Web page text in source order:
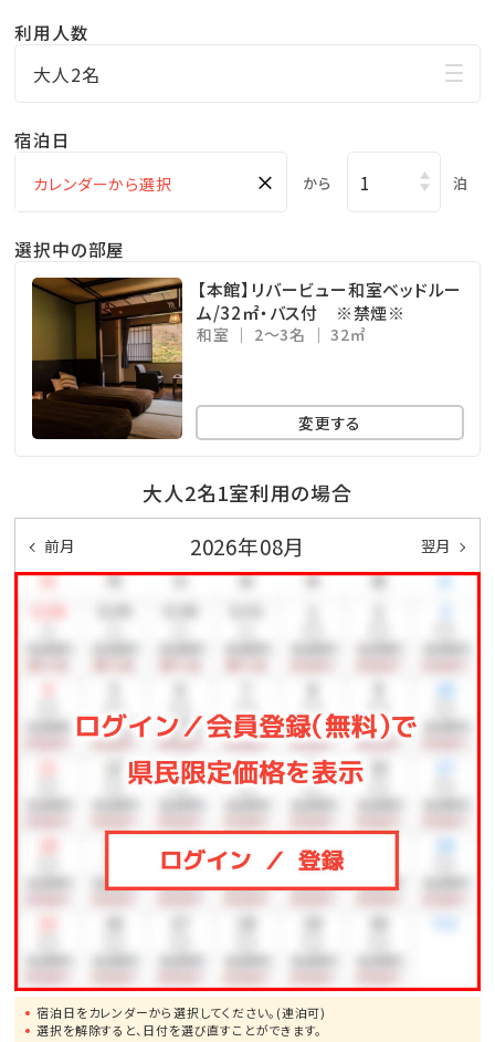
利用人数
大人2名
宿泊日
× から 泊
選択中の部屋
【本館】リバービュー和室ベッドルー
ム/32㎡・バス付 ※禁煙※
和室 2～3名 32㎡
変更する
大人2名1室利用の場合
前月 2026年08月 翌月
宿泊日をカレンダーから選択してください。(連泊可)
選択を解除すると、日付を選び直すことができます。